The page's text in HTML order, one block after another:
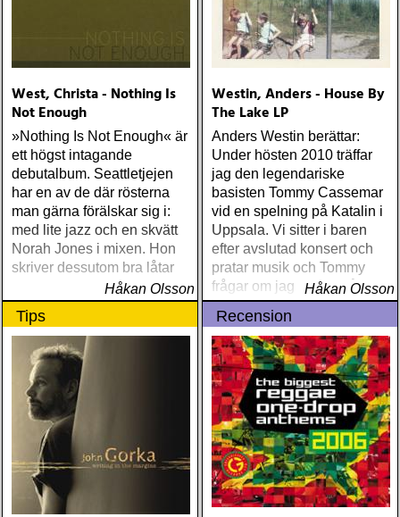
West, Christa - Nothing Is
Not Enough
»Nothing Is Not Enough« är
ett högst intagande
debutalbum. Seattletjejen
har en av de där rösterna
man gärna förälskar sig i:
med lite jazz och en skvätt
Norah Jones i mixen. Hon
skriver dessutom bra låtar
Håkan Olsson
Westin, Anders - House By
The Lake LP
Anders Westin berättar:
Under hösten 2010 träffar
jag den legendariske
basisten Tommy Cassemar
vid en spelning på Katalin i
Uppsala. Vi sitter i baren
efter avslutad konsert och
pratar musik och Tommy
frågar om jag spelar något
instrument
Håkan Olsson
Tips Recension